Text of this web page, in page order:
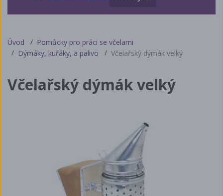
Úvod
Pomůcky pro práci se včelami
Dýmáky, kuřáky, a palivo
Včelařský dýmák velký
Včelařský dýmák velký